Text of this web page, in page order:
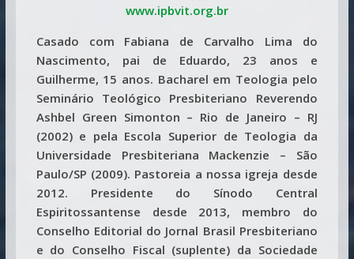
www.ipbvit.org.br
Casado com Fabiana de Carvalho Lima do
Nascimento, pai de Eduardo, 23 anos e
Guilherme, 15 anos. Bacharel em Teologia pelo
Seminário Teológico Presbiteriano Reverendo
Ashbel Green Simonton – Rio de Janeiro – RJ
(2002) e pela Escola Superior de Teologia da
Universidade Presbiteriana Mackenzie – São
Paulo/SP (2009). Pastoreia a nossa igreja desde
2012. Presidente do Sínodo Central
Espiritossantense desde 2013, membro do
Conselho Editorial do Jornal Brasil Presbiteriano
e do Conselho Fiscal (suplente) da Sociedade